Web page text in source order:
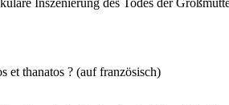
thanatos ? (auf französisch)